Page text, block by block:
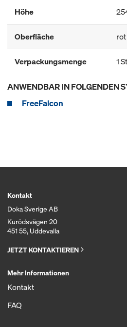
Höhe
Oberfläche rot
Verpackungsmenge 1
ANWENDBAR IN FOLGENDEN
FreeFalcon
Kontakt
Doka Sverige AB
Kurödsvägen 20
451 55, Uddevalla
JETZT KONTAKTIEREN
Mehr Informationen
Kontakt
FAQ